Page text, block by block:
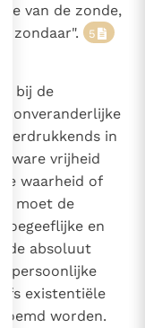
van de zonde,
zondaar". 5
bij de
onveranderlijke
in
ware vrijheid
waarheid of
moet de
en
de absoluut
persoonlijke
existentiële
worden.